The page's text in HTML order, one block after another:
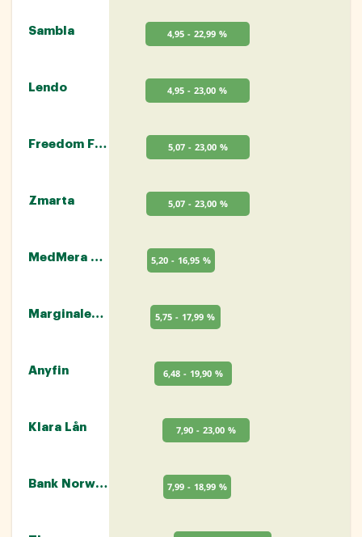
Sambla 4,95 - 22,99 %
Lendo 4,95 - 23,00 %
Freedom Finance 5,07 - 23,00 %
Zmarta 5,07 - 23,00 %
MedMera Bank 5,20 - 16,95 %
Marginalen Bank 5,75 - 17,99 %
Anyfin 6,48 - 19,90 %
Klara Lån 7,90 - 23,00 %
Bank Norwegian 7,99 - 18,99 %